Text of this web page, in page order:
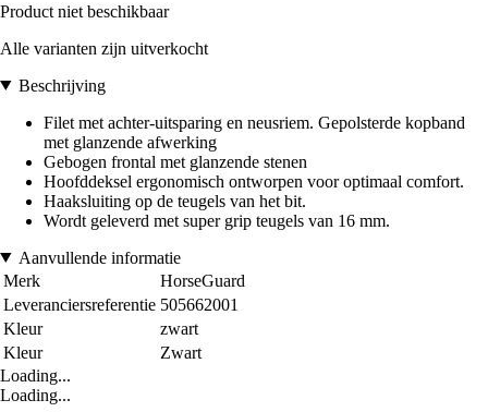
Product niet beschikbaar
Alle varianten zijn uitverkocht
Beschrijving
Filet met achter-uitsparing en neusriem. Gepolsterde kopband
met glanzende afwerking
Gebogen frontal met glanzende stenen
Hoofddeksel ergonomisch ontworpen voor optimaal comfort.
Haaksluiting op de teugels van het bit.
Wordt geleverd met super grip teugels van 16 mm.
Aanvullende informatie
Merk
HorseGuard
Leveranciersreferentie 505662001
Kleur
zwart
Kleur
Zwart
Loading...
Loading...